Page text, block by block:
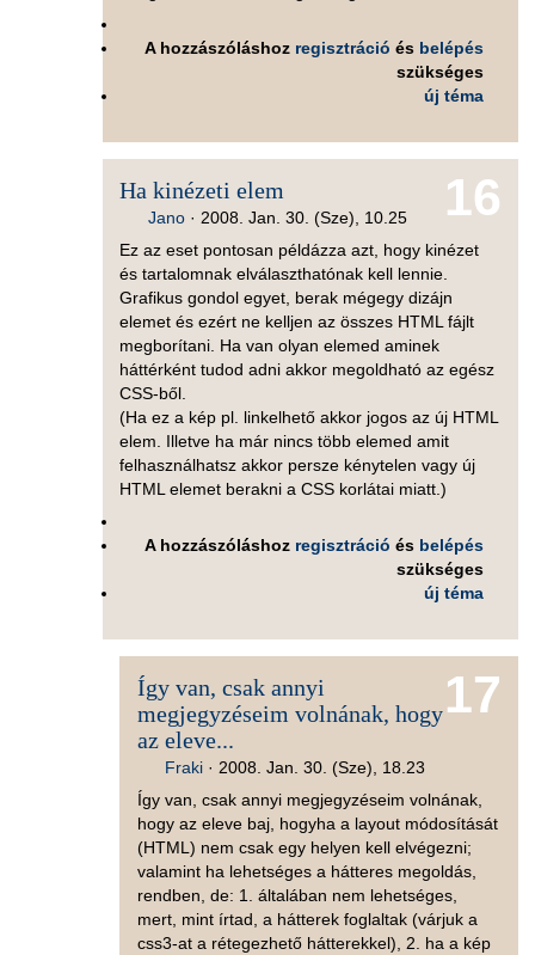
A hozzászóláshoz regisztráció és belépés
szükséges
új téma
16
Ha kinézeti elem
Jano · 2008. Jan. 30. (Sze), 10.25
Ez az eset pontosan példázza azt, hogy kinézet
és tartalomnak elválaszthatónak kell lennie.
Grafikus gondol egyet, berak mégegy dizájn
elemet és ezért ne kelljen az összes HTML fájlt
megborítani. Ha van olyan elemed aminek
háttérként tudod adni akkor megoldható az egész
CSS-ből.
(Ha ez a kép pl. linkelhető akkor jogos az új HTML
elem. Illetve ha már nincs több elemed amit
felhasználhatsz akkor persze kénytelen vagy új
HTML elemet berakni a CSS korlátai miatt.)
A hozzászóláshoz regisztráció és belépés
szükséges
új téma
17
Így van, csak annyi
megjegyzéseim volnának, hogy
az eleve...
Fraki · 2008. Jan. 30. (Sze), 18.23
Így van, csak annyi megjegyzéseim volnának,
hogy az eleve baj, hogyha a layout módosítását
(HTML) nem csak egy helyen kell elvégezni;
valamint ha lehetséges a hátteres megoldás,
rendben, de: 1. általában nem lehetséges,
mert, mint írtad, a hátterek foglaltak (várjuk a
css3-at a rétegezhető hátterekkel), 2. ha a kép